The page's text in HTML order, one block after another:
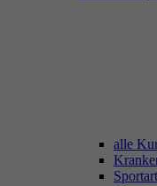
alle